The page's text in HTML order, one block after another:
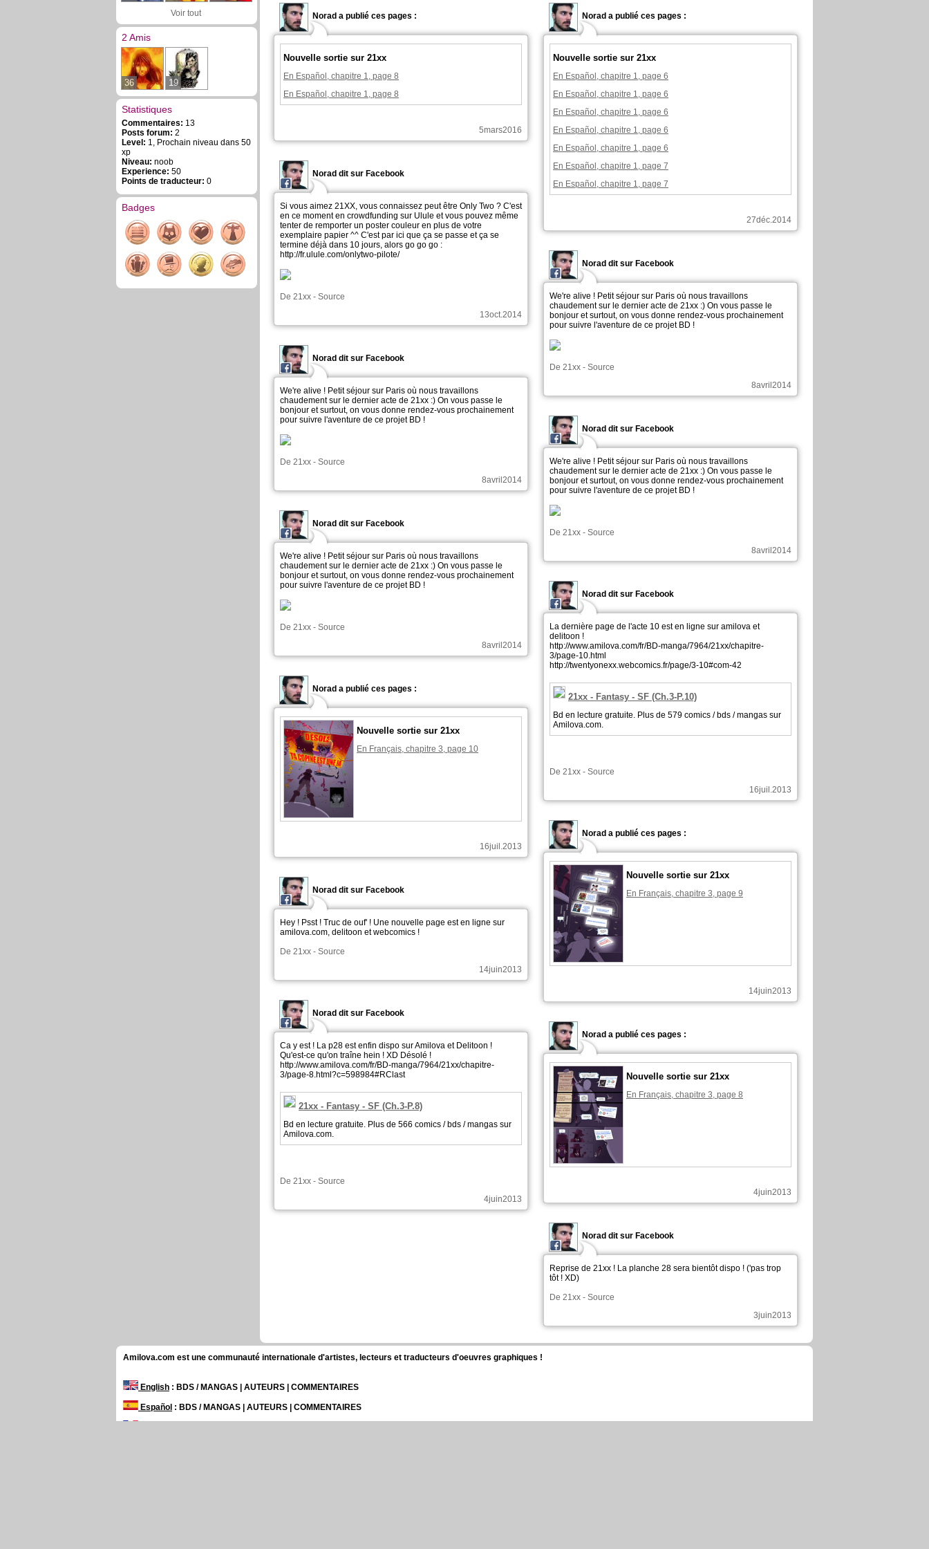
Voir tout
2 Amis
36 19
Statistiques
Commentaires: 13
Posts forum: 2
Level: 1, Prochain niveau dans 50
xp
Niveau: noob
Experience: 50
Points de traducteur: 0
Badges
Norad a publié ces pages :
Nouvelle sortie sur 21xx
En Español, chapitre 1, page 8
En Español, chapitre 1, page 8
5mars2016
Norad a publié ces pages :
Nouvelle sortie sur 21xx
En Español, chapitre 1, page 6
En Español, chapitre 1, page 6
En Español, chapitre 1, page 6
En Español, chapitre 1, page 6
En Español, chapitre 1, page 6
En Español, chapitre 1, page 7
En Español, chapitre 1, page 7
27déc.2014
Norad dit sur Facebook
Si vous aimez 21XX, vous connaissez peut être Only Two ? C'est
en ce moment en crowdfunding sur Ulule et vous pouvez même
tenter de remporter un poster couleur en plus de votre
exemplaire papier ^^ C'est par ici que ça se passe et ça se
termine déjà dans 10 jours, alors go go go :
http://fr.ulule.com/onlytwo-pilote/
De 21xx - Source
13oct.2014
Norad dit sur Facebook
We're alive ! Petit séjour sur Paris où nous travaillons
chaudement sur le dernier acte de 21xx :) On vous passe le
bonjour et surtout, on vous donne rendez-vous prochainement
pour suivre l'aventure de ce projet BD !
De 21xx - Source
8avril2014
Norad dit sur Facebook
We're alive ! Petit séjour sur Paris où nous travaillons
chaudement sur le dernier acte de 21xx :) On vous passe le
bonjour et surtout, on vous donne rendez-vous prochainement
pour suivre l'aventure de ce projet BD !
De 21xx - Source
8avril2014
Norad dit sur Facebook
We're alive ! Petit séjour sur Paris où nous travaillons
chaudement sur le dernier acte de 21xx :) On vous passe le
bonjour et surtout, on vous donne rendez-vous prochainement
pour suivre l'aventure de ce projet BD !
De 21xx - Source
8avril2014
Norad dit sur Facebook
We're alive ! Petit séjour sur Paris où nous travaillons
chaudement sur le dernier acte de 21xx :) On vous passe le
bonjour et surtout, on vous donne rendez-vous prochainement
pour suivre l'aventure de ce projet BD !
De 21xx - Source
8avril2014
Norad dit sur Facebook
La dernière page de l'acte 10 est en ligne sur amilova et
delitoon !
http://www.amilova.com/fr/BD-manga/7964/21xx/chapitre-
3/page-10.html
http://twentyonexx.webcomics.fr/page/3-10#com-42
21xx - Fantasy - SF (Ch.3-P.10)
Bd en lecture gratuite. Plus de 579 comics / bds / mangas sur
Amilova.com.
De 21xx - Source
16juil.2013
Norad a publié ces pages :
Nouvelle sortie sur 21xx
En Français, chapitre 3, page 10
16juil.2013
Norad a publié ces pages :
Nouvelle sortie sur 21xx
En Français, chapitre 3, page 9
14juin2013
Norad dit sur Facebook
Hey ! Psst ! Truc de ouf' ! Une nouvelle page est en ligne sur
amilova.com, delitoon et webcomics !
De 21xx - Source
14juin2013
Norad dit sur Facebook
Ca y est ! La p28 est enfin dispo sur Amilova et Delitoon !
Qu'est-ce qu'on traîne hein ! XD Désolé !
http://www.amilova.com/fr/BD-manga/7964/21xx/chapitre-
3/page-8.html?c=598984#RClast
21xx - Fantasy - SF (Ch.3-P.8)
Bd en lecture gratuite. Plus de 566 comics / bds / mangas sur
Amilova.com.
De 21xx - Source
4juin2013
Norad a publié ces pages :
Nouvelle sortie sur 21xx
En Français, chapitre 3, page 8
4juin2013
Norad dit sur Facebook
Reprise de 21xx ! La planche 28 sera bientôt dispo ! ('pas trop
tôt ! XD)
De 21xx - Source
3juin2013
Amilova.com est une communauté internationale d'artistes, lecteurs et traducteurs d'oeuvres graphiques !
English : BDS / MANGAS | AUTEURS | COMMENTAIRES
Español : BDS / MANGAS | AUTEURS | COMMENTAIRES